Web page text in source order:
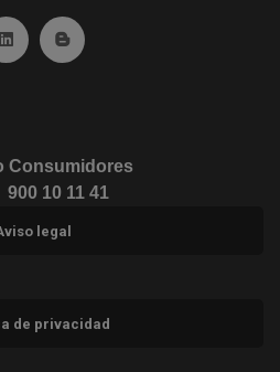
(abre en ventana nueva)
Ir a Linkedin (abre en ventana nueva)
Ir al Blog (abre en ventana
(abre en ventana nueva)
Consumidores
900 10 11 41
legal
de privacidad